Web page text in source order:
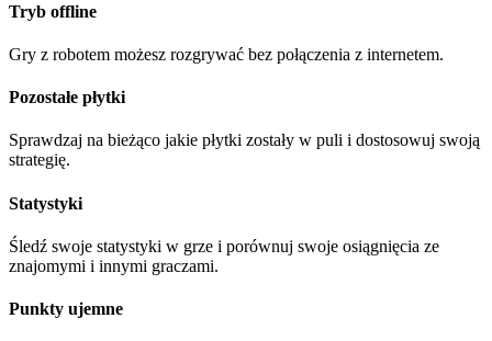
Tryb offline
Gry z robotem możesz rozgrywać bez połączenia z internetem.
Pozostałe płytki
Sprawdzaj na bieżąco jakie płytki zostały w puli i dostosowuj swoją
strategię.
Statystyki
Śledź swoje statystyki w grze i porównuj swoje osiągnięcia ze
znajomymi i innymi graczami.
Punkty ujemne